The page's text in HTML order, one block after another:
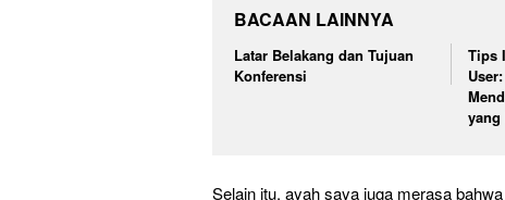
BACAAN LAINNYA
Latar Belakang dan Tujuan
Konferensi
Tips
yang
Selain itu, ayah saya juga merasa